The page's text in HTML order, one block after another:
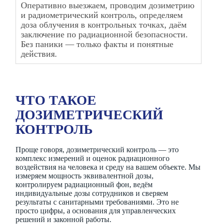
Оперативно выезжаем, проводим дозиметрию
и радиометрический контроль, определяем
доза облучения в контрольных точках, даём
заключение по радиационной безопасности.
Без паники — только факты и понятные
действия.
ЧТО ТАКОЕ
ДОЗИМЕТРИЧЕСКИЙ
КОНТРОЛЬ
Проще говоря, дозиметрический контроль — это
комплекс измерений и оценок радиационного
воздействия на человека и среду на вашем объекте. Мы
измеряем мощность эквивалентной дозы,
контролируем радиационный фон, ведём
индивидуальные дозы сотрудников и сверяем
результаты с санитарными требованиями. Это не
просто цифры, а основания для управленческих
решений и законной работы.